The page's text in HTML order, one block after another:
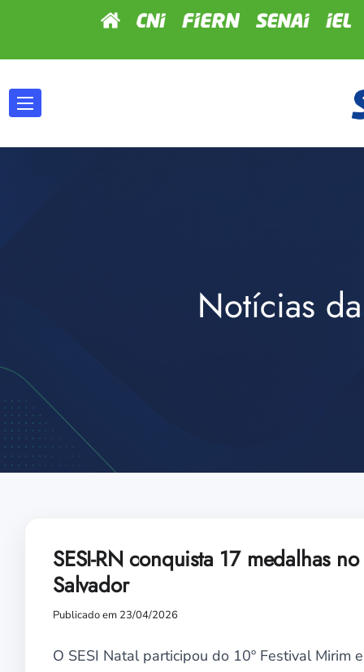
Notícias
SESI-RN conquista 17 medalhas
Salvador
Publicado em 23/04/2026
O SESI Natal participou do 10º Festival Mirim